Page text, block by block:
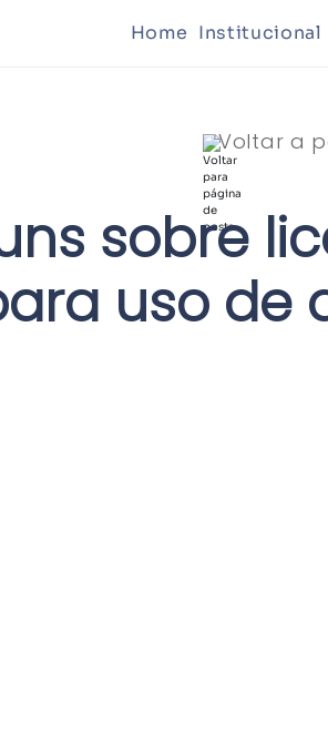
Home Institucional
Voltar a
sobre
uso de